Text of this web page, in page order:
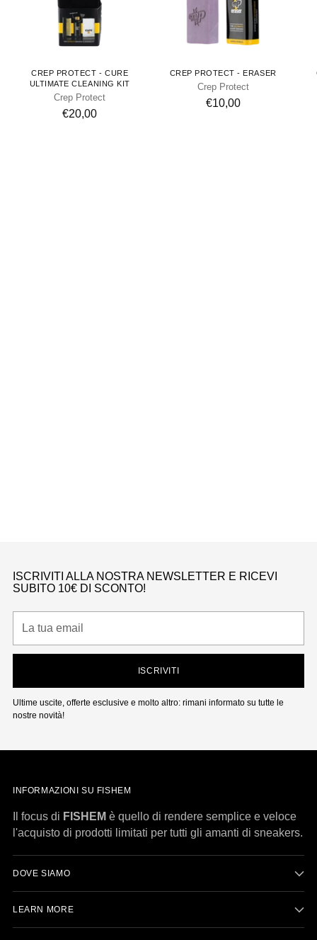
CREP PROTECT - CURE
ULTIMATE CLEANING KIT
Crep Protect
€20,00
CREP PROTECT - ERASER
Crep Protect
€10,00
ISCRIVITI ALLA NOSTRA NEWSLETTER E RICEVI
SUBITO 10€ DI SCONTO!
tua
email
ISCRIVITI
Ultime uscite, offerte esclusive e molto altro: rimani informato su tutte le
nostre novità!
INFORMAZIONI SU FISHEM
Il focus di FISHEM è quello di rendere semplice e veloce
l'acquisto di prodotti limitati per tutti gli amanti di sneakers.
DOVE SIAMO
LEARN MORE